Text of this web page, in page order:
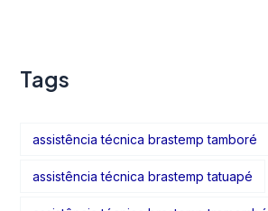
Tags
assistência técnica brastemp tamboré
assistência técnica brastemp tatuapé